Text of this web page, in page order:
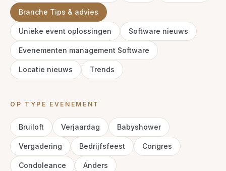
Branche Tips & advies
Unieke event oplossingen Software nieuws
Evenementen management Software
Locatie nieuws Trends
OP TYPE EVENEMENT
Bruiloft Verjaardag Babyshower
Vergadering Bedrijfsfeest Congres
Condoleance Anders